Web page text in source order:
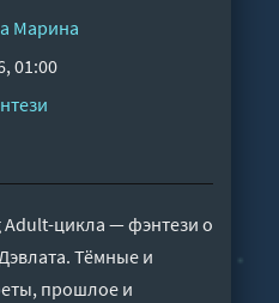
Марина
01:00
Adult-цикла — фэнтези о
Тёмные и
прошлое и